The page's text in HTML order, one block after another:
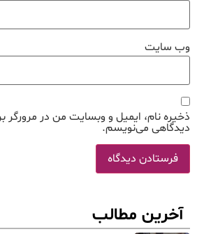
وب‌ سایت
ذخیره نام، ایمیل و وبسایت من در مرورگر
دیدگاهی می‌نویسم.
آخرین مطالب